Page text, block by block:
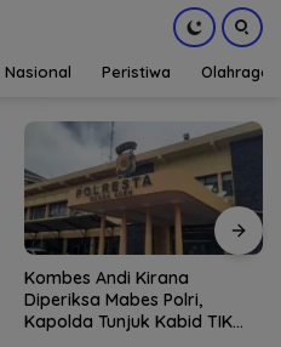
Nasional Peristiwa Olahraga
Kombes Andi Kirana
Diperiksa Mabes Polri,
Kapolda Tunjuk Kabid TIK